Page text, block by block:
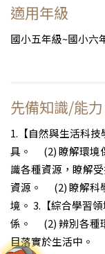
適用年級
國小五年級~國小六
先備知識/能力
1.【自然與生活科
具。 (2) 瞭解環境
識各種資源，瞭解
資源。 (2) 瞭解科
境。 3.【綜合學習
係。 (2) 辨別各種
目落實於生活中。